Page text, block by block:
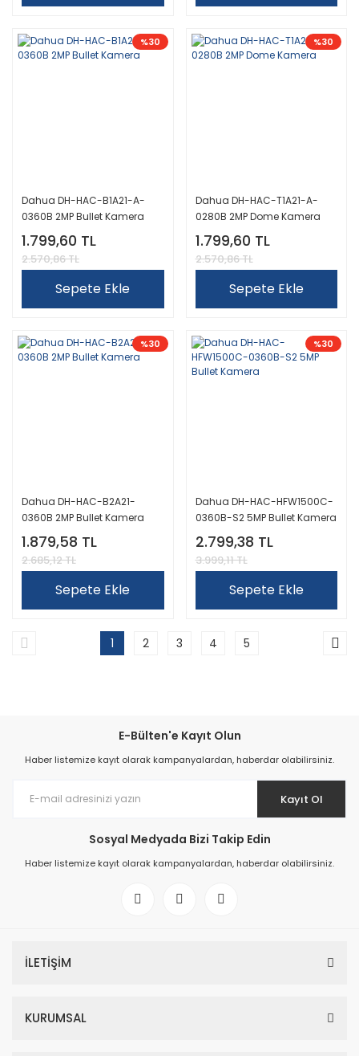
%30
Dahua DH-HAC-B1A21-A-
0360B 2MP Bullet Kamera
1.799,60 TL
2.570,86 TL
Sepete Ekle
%30
Dahua DH-HAC-T1A21-A-
0280B 2MP Dome Kamera
1.799,60 TL
2.570,86 TL
Sepete Ekle
%30
Dahua DH-HAC-B2A21-
0360B 2MP Bullet Kamera
1.879,58 TL
2.685,12 TL
Sepete Ekle
%30
Dahua DH-HAC-HFW1500C-
0360B-S2 5MP Bullet Kamera
2.799,38 TL
3.999,11 TL
Sepete Ekle
1 2 3 4 5
E-Bülten'e Kayıt Olun
Haber listemize kayıt olarak kampanyalardan, haberdar olabilirsiniz.
Kayıt Ol
Sosyal Medyada Bizi Takip Edin
Haber listemize kayıt olarak kampanyalardan, haberdar olabilirsiniz.
İLETİŞİM
KURUMSAL